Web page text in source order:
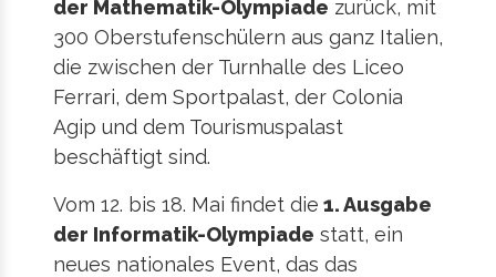
der Mathematik-Olympiade zurück, mit
300 Oberstufenschülern aus ganz Italien,
die zwischen der Turnhalle des Liceo
Ferrari, dem Sportpalast, der Colonia
Agip und dem Tourismuspalast
beschäftigt sind.
Vom 12. bis 18. Mai findet die 1. Ausgabe
der Informatik-Olympiade statt, ein
neues nationales Event, das das